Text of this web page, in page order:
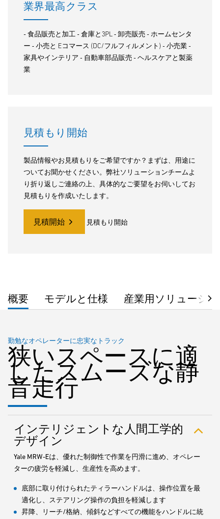
業界最高クラス
‐ 食品販売と加工 ‐ 倉庫と3PL ‐ 卸売販売 ‐ ホームセンタ
ー ‐ 小売と Eコマース (DC/フルフィルメント) ‐ 小売業 ‐
家具やインテリア ‐ 自動車部品販売 ‐ ヘルスケアと製薬
業
見積もり開始
製品情報やお見積もりをご希望ですか？まずは、用途に
ついてお聞かせください。弊社ソリューションチームよ
り折り返しご連絡の上、具体的なご要望をお伺いしてお
見積もりを作成いたします。
見積開始 見積もり開始
概要 モデルと仕様 産業用ソリューシ
勤勉なオペレーターに忠実なトラック
狭いスペースに適
したスムーズな静
音走行
インテリジェントな人間工学的
デザイン
Yale MRW-Eは、優れた制御性で作業を円滑に進め、オペレー
ターの疲労を軽減し、生産性を高めます。
底部に取り付けられたティラーハンドルは、操作位置を最
適化し、ステアリング操作の負担を軽減します
昇降、リーチ/格納、傾斜などすべての機能をハンドルに統